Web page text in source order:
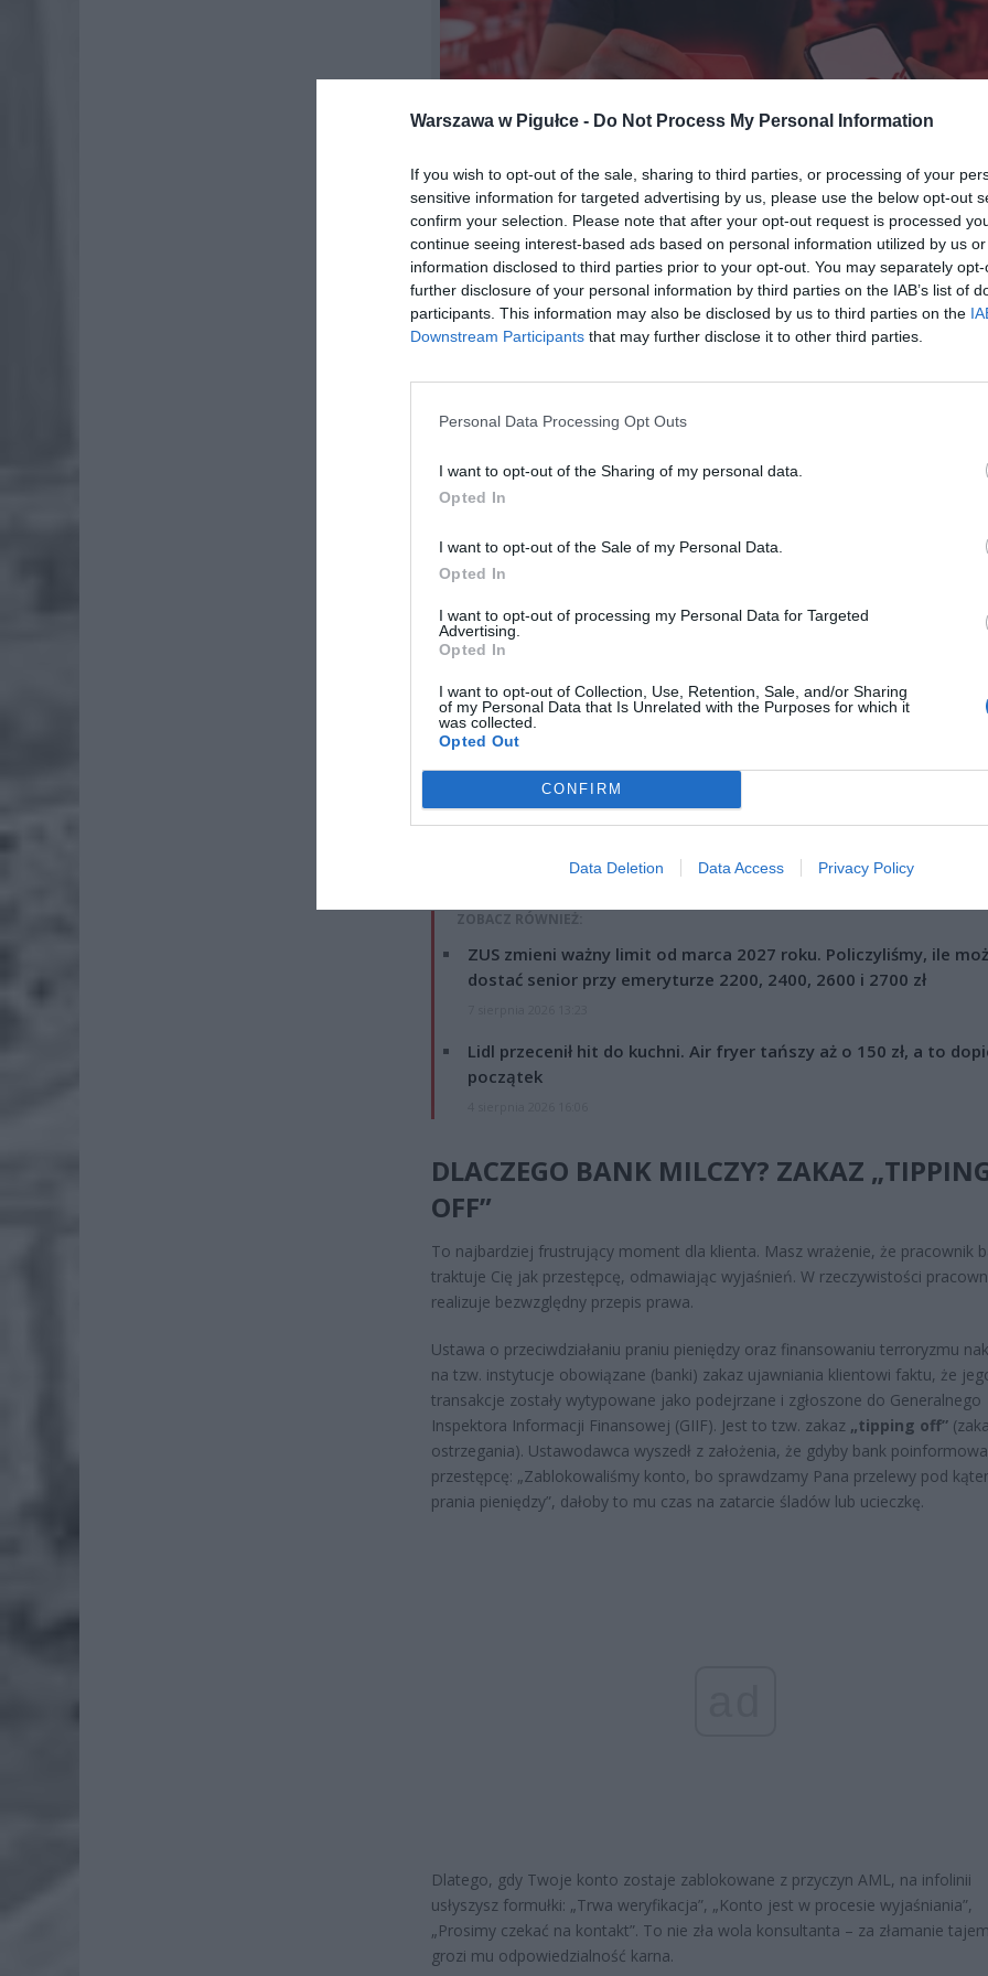
Warszawa w Pigułce - Do Not Process My Personal Information
If you wish to opt-out of the sale, sharing to third parties, or processing of your
sensitive information for targeted advertising by us, please use the below opt-out
confirm your selection. Please note that after your opt-out request is processed
continue seeing interest-based ads based on personal information utilized by us
information disclosed to third parties prior to your opt-out. You may separately
further disclosure of your personal information by third parties on the IAB’s list of
participants. This information may also be disclosed by us to third parties on the
Downstream Participants that may further disclose it to other third parties.
Personal Data Processing Opt Outs
I want to opt-out of the Sharing of my personal data.
Opted In
I want to opt-out of the Sale of my Personal Data.
Opted In
I want to opt-out of processing my Personal Data for Targeted
Advertising.
Opted In
I want to opt-out of Collection, Use, Retention, Sale, and/or Sharing
of my Personal Data that Is Unrelated with the Purposes for which it
was collected.
Opted Out
CONFIRM
Data Deletion Data Access Privacy Policy
Fot. Warszawa w Pigułce
Blokada rachunku bankowego to w obecnych czasach rodzaj „śmierci
dostępu do konta nie zapłacisz rachunków, nie kupisz jedzenia, nie spłacisz
osób obracających milionami z nielegalnych źródeł. Dziś, w dobie
dyrektyw unijnych i pełnej automatyzacji nadzoru, ofiarą systemu może paść
student, który otrzymał przelew od babci, freelancer sprzedający
przedsiębiorca wpłacający utarg z całego tygodnia. Najgorsze w tym
to, że bank
powiedzieć Ci, dlaczego zablokował środki. Prawo mu
zabrania.
ad
ZOBACZ RÓWNIEŻ:
ZUS zmieni ważny limit od marca 2027 roku. Policzyliśmy, ile
dostać senior przy emeryturze 2200, 2400, 2600 i 2700 zł
Lidl przecenił hit do kuchni. Air fryer tańszy aż o 150 zł, a to
początek
DLACZEGO BANK MILCZY? ZAKAZ
OFF”
To najbardziej frustrujący moment dla klienta. Masz wrażenie, że pracownik
traktuje Cię jak przestępcę, odmawiając wyjaśnień. W rzeczywistości
realizuje bezwzględny przepis prawa.
Ustawa o przeciwdziałaniu praniu pieniędzy oraz finansowaniu terroryzmu
na tzw. instytucje obowiązane (banki) zakaz ujawniania klientowi faktu, że
transakcje zostały wytypowane jako podejrzane i zgłoszone do Generalnego
Inspektora Informacji Finansowej (GIIF). Jest to tzw. zakaz „tipping off”
ostrzegania). Ustawodawca wyszedł z założenia, że gdyby bank
przestępcę: „Zablokowaliśmy konto, bo sprawdzamy Pana przelewy pod
prania pieniędzy”, dałoby to mu czas na zatarcie śladów lub ucieczkę.
Dlatego, gdy Twoje konto zostaje zablokowane z przyczyn AML, na infolinii
usłyszysz formułki: „Trwa weryfikacja”, „Konto jest w procesie wyjaśniania”,
„Prosimy czekać na kontakt”. To nie zła wola konsultanta – za złamanie
grozi mu odpowiedzialność karna.